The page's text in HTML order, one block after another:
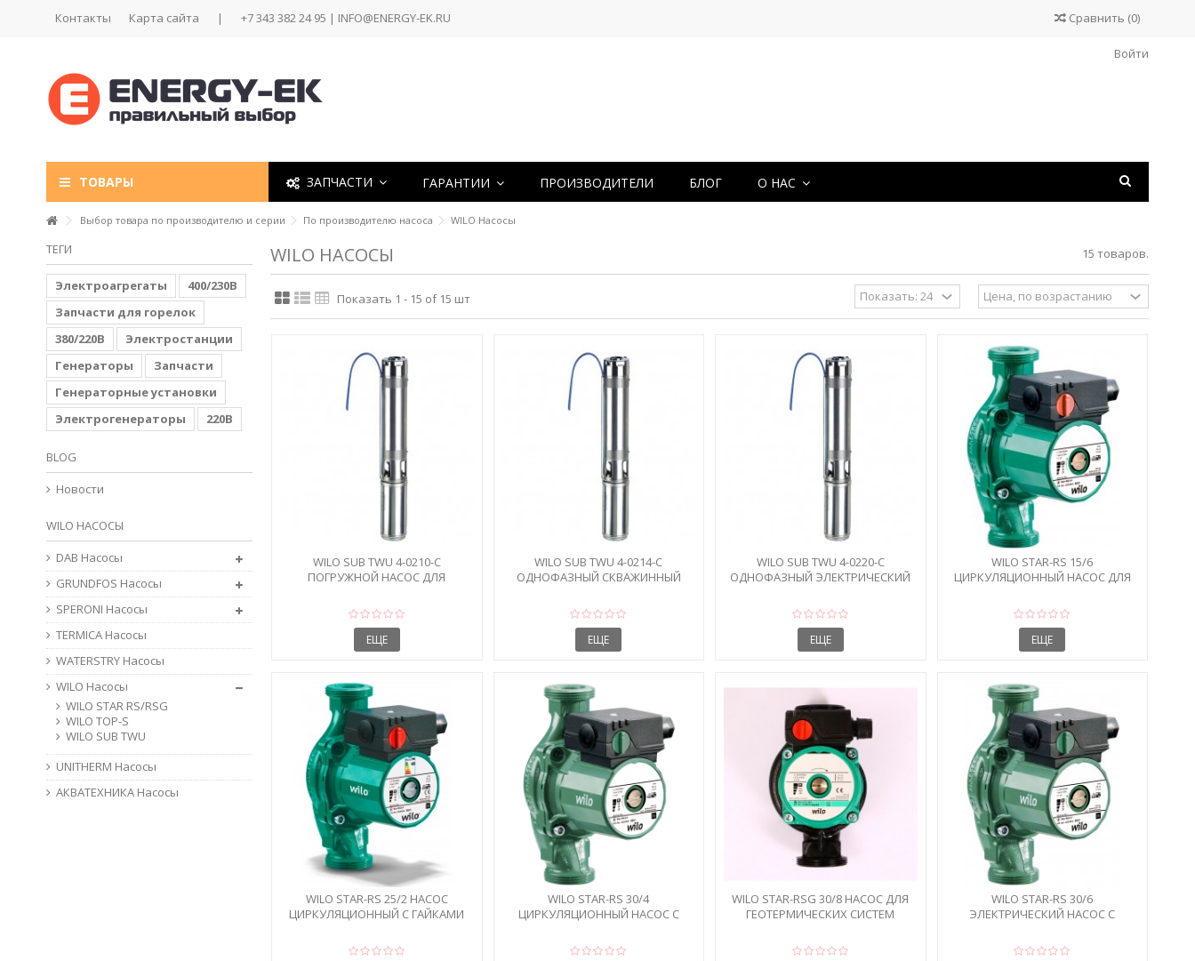
Контакты Карта сайта | +7 343 382 24 95 | INFO@ENERGY-EK.RU Сравнить (0)
Войти
ТОВАРЫ ЗАПЧАСТИ ГАРАНТИИ ПРОИЗВОДИТЕЛИ БЛОГ О НАС
Выбор товара по производителю и серии По производителю насоса WILO Насосы
WILO НАСОСЫ 15 товаров.
Показать 1 - 15 of 15 шт
WILO SUB TWU 4-0210-C
ПОГРУЖНОЙ НАСОС ДЛЯ
ЕЩЕ
WILO SUB TWU 4-0214-C
ОДНОФАЗНЫЙ СКВАЖИННЫЙ
ЕЩЕ
WILO SUB TWU 4-0220-C
ОДНОФАЗНЫЙ ЭЛЕКТРИЧЕСКИЙ
ЕЩЕ
WILO STAR-RS 15/6
ЦИРКУЛЯЦИОННЫЙ НАСОС ДЛЯ
ЕЩЕ
WILO STAR-RS 25/2 НАСОС
ЦИРКУЛЯЦИОННЫЙ С ГАЙКАМИ
WILO STAR-RS 30/4
ЦИРКУЛЯЦИОННЫЙ НАСОС С
WILO STAR-RSG 30/8 НАСОС ДЛЯ
ГЕОТЕРМИЧЕСКИХ СИСТЕМ
WILO STAR-RS 30/6
ЭЛЕКТРИЧЕСКИЙ НАСОС С
ТЕГИ
Электроагрегаты
400/230В
Запчасти для горелок
380/220В
Электростанции
Генераторы
Запчасти
Генераторные установки
Электрогенераторы
220В
BLOG
Новости
WILO НАСОСЫ
DAB Насосы
GRUNDFOS Насосы
SPERONI Насосы
TERMICA Насосы
WATERSTRY Насосы
WILO Насосы
WILO STAR RS/RSG
WILO TOP-S
WILO SUB TWU
UNITHERM Насосы
АКВАТЕХНИКА Насосы